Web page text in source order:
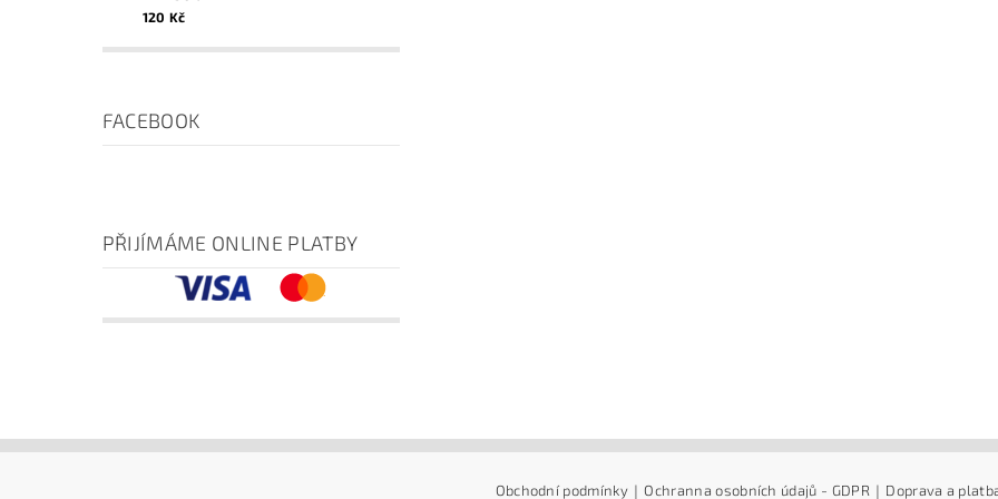
120 Kč
FACEBOOK
PŘIJÍMÁME ONLINE PLATBY
Obchodní podmínky | Ochranna osobních údajů - GDPR | Doprava a